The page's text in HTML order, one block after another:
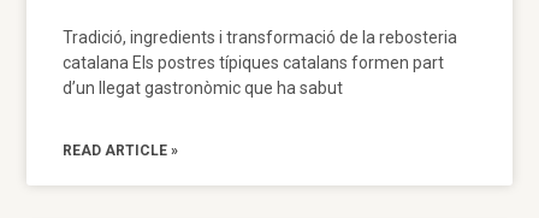
Tradició, ingredients i transformació de la rebosteria
catalana Els postres típiques catalans formen part
d’un llegat gastronòmic que ha sabut
READ ARTICLE »